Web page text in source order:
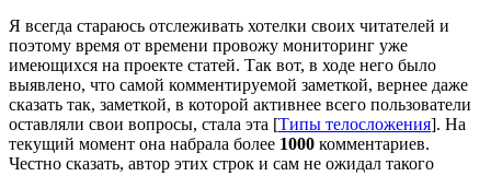
Я всегда стараюсь отслеживать хотелки своих читателей и
поэтому время от времени провожу мониторинг уже
имеющихся на проекте статей. Так вот, в ходе него было
выявлено, что самой комментируемой заметкой, вернее даже
сказать так, заметкой, в которой активнее всего пользователи
оставляли свои вопросы, стала эта [Типы телосложения]. На
текущий момент она набрала более 1000 комментариев.
Честно сказать, автор этих строк и сам не ожидал такого